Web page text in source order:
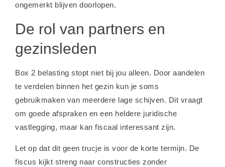
ongemerkt blijven doorlopen.
De rol van partners en
gezinsleden
Box 2 belasting stopt niet bij jou alleen. Door aandelen
te verdelen binnen het gezin kun je soms
gebruikmaken van meerdere lage schijven. Dit vraagt
om goede afspraken en een heldere juridische
vastlegging, maar kan fiscaal interessant zijn.
Let op dat dit geen trucje is voor de korte termijn. De
fiscus kijkt streng naar constructies zonder